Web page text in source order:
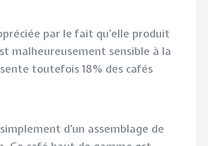
par le fait qu’elle produit
malheureusement sensible à la
toutefois 18% des cafés
d’un assemblage de